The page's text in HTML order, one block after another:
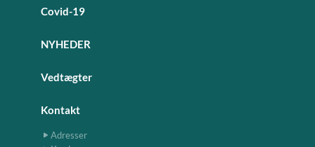
Covid-19
NYHEDER
Vedtægter
Kontakt
Adresser